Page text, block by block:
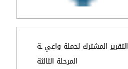
التقرير المشترك لحملة واعي ـة
المرحلة الثالثة